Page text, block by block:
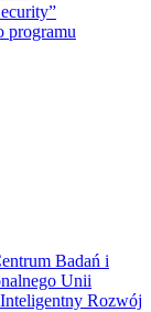
programu
Badań i
Unii
Rozwój